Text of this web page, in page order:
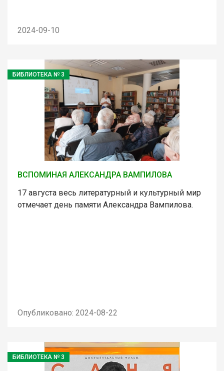
2024-09-10
БИБЛИОТЕКА № 3
ВСПОМИНАЯ АЛЕКСАНДРА ВАМПИЛОВА
17 августа весь литературный и культурный мир
отмечает день памяти Александра Вампилова.
Опубликовано: 2024-08-22
БИБЛИОТЕКА № 3